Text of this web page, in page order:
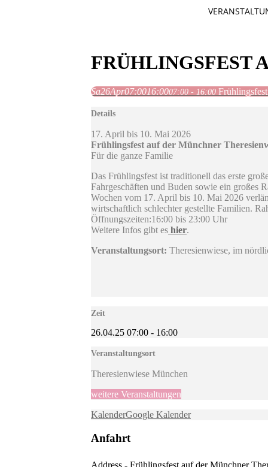
FRÜHLINGSFEST
Sa26Apr07:0016:0007:00 - 16:00
Details
17. April bis 10. Mai 2026
Frühlingsfest auf der Münchner
Für die ganze Familie
Das Frühlingsfest ist traditionell das erste
Fahrgeschäften und Buden sowie ein großes
Wochen vom 17. April bis 10. Mai 2026
wirtschaftlich schlechter gestellte Familien.
Öffnungszeiten:16:00 bis 23:00 Uhr
Weitere Infos gibt es hier.
Veranstaltungsort: Theresienwiese, im
Zeit
26.04.25 07:00 - 16:00
Veranstaltungsort
Theresienwiese München
weitere Veranstaltungen
KalenderGoogle Kalender
Anfahrt
Address - Frühlingsfest auf der Münchner